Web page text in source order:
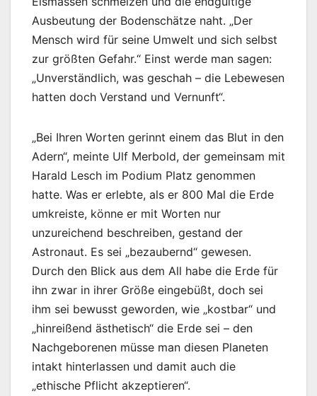
Ausbeutung der Bodenschätze naht. „Der
Mensch wird für seine Umwelt und sich selbst
zur größten Gefahr.“ Einst werde man sagen:
„Unverständlich, was geschah – die Lebewesen
hatten doch Verstand und Vernunft“.
„Bei Ihren Worten gerinnt einem das Blut in den
Adern“, meinte Ulf Merbold, der gemeinsam mit
Harald Lesch im Podium Platz genommen
hatte. Was er erlebte, als er 800 Mal die Erde
umkreiste, könne er mit Worten nur
unzureichend beschreiben, gestand der
Astronaut. Es sei „bezaubernd“ gewesen.
Durch den Blick aus dem All habe die Erde für
ihn zwar in ihrer Größe eingebüßt, doch sei
ihm sei bewusst geworden, wie „kostbar“ und
„hinreißend ästhetisch“ die Erde sei – den
Nachgeborenen müsse man diesen Planeten
intakt hinterlassen und damit auch die
„ethische Pflicht akzeptieren“.